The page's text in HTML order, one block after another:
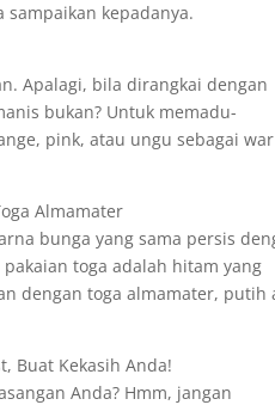
sampaikan kepadanya.
Apalagi, bila dirangkai dengan
bukan? Untuk memadu-
pink, atau ungu sebagai
Almamater
bunga yang sama persis
toga adalah hitam yang
dengan toga almamater, putih
Buat Kekasih Anda!
Anda? Hmm, jangan